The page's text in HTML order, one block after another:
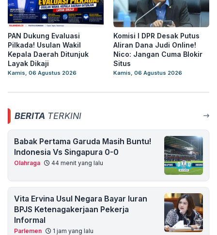
PAN Dukung Evaluasi
Pilkada! Usulan Wakil
Kepala Daerah Ditunjuk
Layak Dikaji
Kamis, 06 Agustus 2026
Komisi I DPR Desak Putus
Aliran Dana Judi Online!
Nico: Jangan Cuma Blokir
Situs
Kamis, 06 Agustus 2026
BERITA TERKINI
Babak Pertama Garuda Masih Buntu!
Indonesia Vs Singapura 0-0
Olahraga 44 menit yang lalu
Vita Ervina Usul Negara Bayar Iuran
BPJS Ketenagakerjaan Pekerja
Informal
Parlemen 1 jam yang lalu